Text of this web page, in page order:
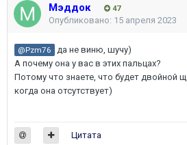
Мэддок 47
Опубликовано: 15 апреля 2023
@Pzm76
да не виню, шучу)
А почему она у вас в этих пальцах?
Потому что знаете, что будет двойной
когда она отсутствует)
Цитата